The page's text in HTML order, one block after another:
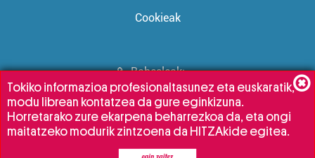
Cookieak
Babesleak:
Tokiko informazioa profesionaltasunez eta euskaratik,
modu librean kontatzea da gure eginkizuna.
Horretarako zure ekarpena beharrezkoa da, eta ongi
maitatzeko modurik zintzoena da HITZAkide egitea.